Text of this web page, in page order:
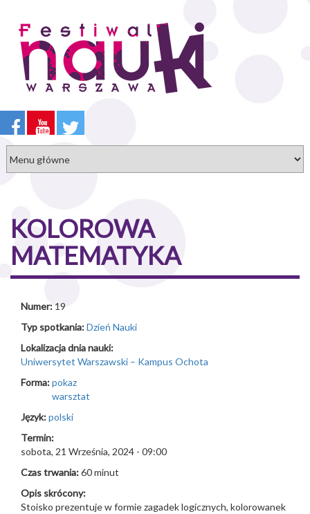
treści
KOLOROWA
MATEMATYKA
Numer: 19
Typ spotkania:Dzień Nauki
Lokalizacja dnia nauki:
Uniwersytet Warszawski – Kampus Ochota
Forma:pokaz
warsztat
Język:polski
Termin:
sobota, 21 Września, 2024 - 09:00
Czas trwania:60 minut
Opis skrócony:
Stoisko prezentuje w formie zagadek logicznych, kolorowanek